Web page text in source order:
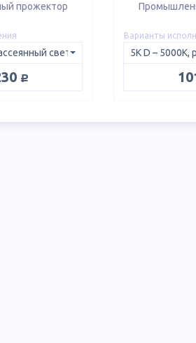
прожектор
руб.
Варианты